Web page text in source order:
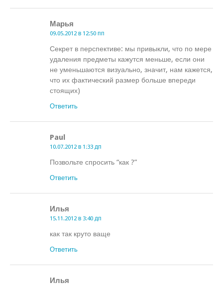
Марья
09.05.2012 в 12:50 пп
Секрет в перспективе: мы привыкли, что по мере
удаления предметы кажутся меньше, если они
не уменьшаются визуально, значит, нам кажется,
что их фактический размер больше впереди
стоящих)
Ответить
Paul
10.07.2012 в 1:33 дп
Позвольте спросить “как ?”
Ответить
Илья
15.11.2012 в 3:40 дп
как так круто ваще
Ответить
Илья